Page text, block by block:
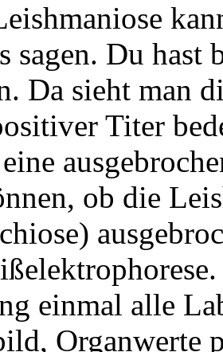
sagen. Du hast
Da sieht man
Titer
ob die
einmal alle
Organwerte